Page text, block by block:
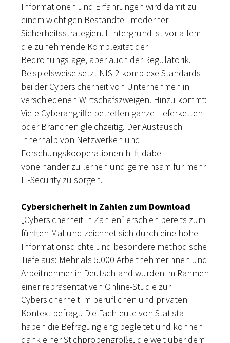
Informationen und Erfahrungen wird damit zu
einem wichtigen Bestandteil moderner
Sicherheitsstrategien. Hintergrund ist vor allem
die zunehmende Komplexität der
Bedrohungslage, aber auch der Regulatorik.
Beispielsweise setzt NIS-2 komplexe Standards
bei der Cybersicherheit von Unternehmen in
verschiedenen Wirtschafszweigen. Hinzu kommt:
Viele Cyberangriffe betreffen ganze Lieferketten
oder Branchen gleichzeitig. Der Austausch
innerhalb von Netzwerken und
Forschungskooperationen hilft dabei
voneinander zu lernen und gemeinsam für mehr
IT-Security zu sorgen.
Cybersicherheit in Zahlen zum Download
„Cybersicherheit in Zahlen“ erschien bereits zum
fünften Mal und zeichnet sich durch eine hohe
Informationsdichte und besondere methodische
Tiefe aus: Mehr als 5.000 Arbeitnehmerinnen und
Arbeitnehmer in Deutschland wurden im Rahmen
einer repräsentativen Online-Studie zur
Cybersicherheit im beruflichen und privaten
Kontext befragt. Die Fachleute von Statista
haben die Befragung eng begleitet und können
dank einer Stichprobengröße, die weit über dem